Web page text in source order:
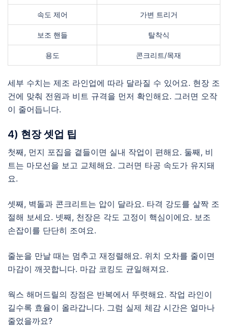
속도 제어 가변 트리거
보조 핸들 탈착식
용도 콘크리트/목재
세부 수치는 제조 라인업에 따라 달라질 수 있어요. 현장 조
건에 맞춰 전원과 비트 규격을 먼저 확인해요. 그러면 오작
이 줄어듭니다.
4) 현장 셋업 팁
첫째, 먼지 포집을 곁들이면 실내 작업이 편해요. 둘째, 비
트는 마모선을 보고 교체해요. 그러면 타공 속도가 유지돼
요.
셋째, 벽돌과 콘크리트는 압이 달라요. 타격 강도를 살짝 조
절해 보세요. 넷째, 천장은 각도 고정이 핵심이에요. 보조
손잡이를 단단히 조여요.
줄눈을 만날 때는 멈추고 재정렬해요. 위치 오차를 줄이면
마감이 깨끗합니다. 마감 코킹도 균일해져요.
웍스 해머드릴의 장점은 반복에서 뚜렷해요. 작업 라인이
길수록 효율이 올라갑니다. 그럼 실제 체감 시간은 얼마나
줄었을까요?